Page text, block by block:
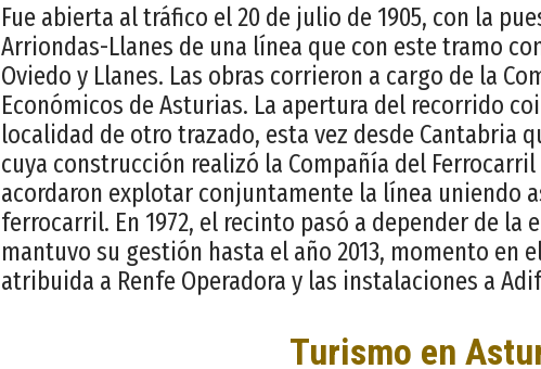
Fue abierta al tráfico el 20 de julio de 1905, con la
Arriondas-Llanes de una línea que con este tramo
Oviedo y Llanes. Las obras corrieron a cargo de la
Económicos de Asturias. La apertura del recorrido
localidad de otro trazado, esta vez desde Cantabria
cuya construcción realizó la Compañía del
acordaron explotar conjuntamente la línea uniendo
ferrocarril. En 1972, el recinto pasó a depender de la
mantuvo su gestión hasta el año 2013, momento en
atribuida a Renfe Operadora y las instalaciones a